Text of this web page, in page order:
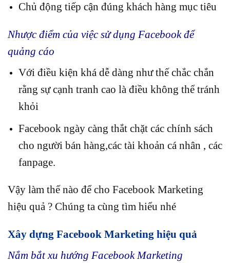
Chủ động tiếp cận đúng khách hàng mục tiêu
Nhược điểm của việc sử dụng Facebook để
quảng cáo
Với điều kiện khá dễ dàng như thế chắc chắn
rằng sự cạnh tranh cao là điều không thể tránh
khỏi
Facebook ngày càng thắt chặt các chính sách
cho người bán hàng,các tài khoản cá nhân , các
fanpage.
Vậy làm thế nào để cho Facebook Marketing
hiệu quả ? Chúng ta cùng tìm hiểu nhé
Xây dựng Facebook Marketing hiệu quả
Nắm bắt xu hướng Facebook Marketing